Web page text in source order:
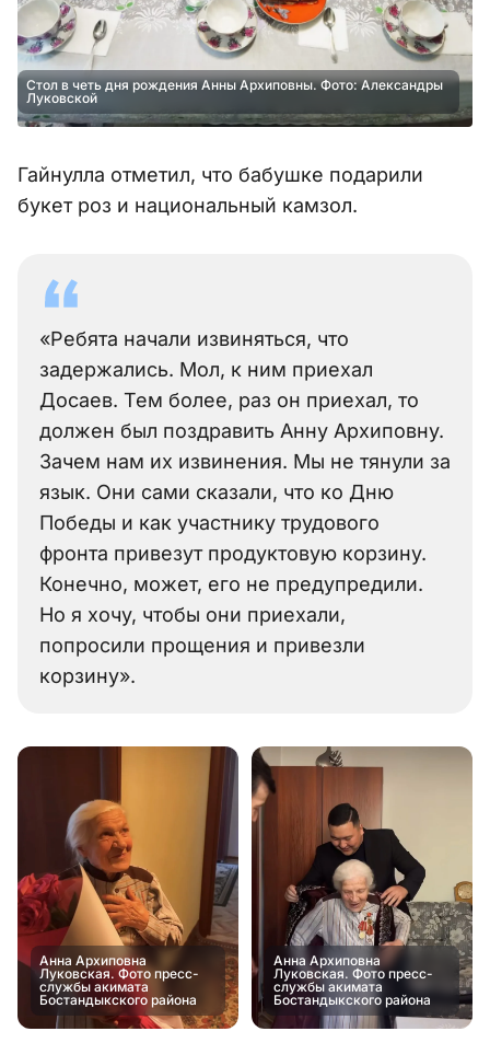
Стол в четь дня рождения Анны Архиповны. Фото: Александры
Луковской
Гайнулла отметил, что бабушке подарили
букет роз и национальный камзол.
«Ребята начали извиняться, что
задержались. Мол, к ним приехал
Досаев. Тем более, раз он приехал, то
должен был поздравить Анну Архиповну.
Зачем нам их извинения. Мы не тянули за
язык. Они сами сказали, что ко Дню
Победы и как участнику трудового
фронта привезут продуктовую корзину.
Конечно, может, его не предупредили.
Но я хочу, чтобы они приехали,
попросили прощения и привезли
корзину».
Анна Архиповна
Луковская. Фото пресс-
службы акимата
Бостандыкского района
Анна Архиповна
Луковская. Фото пресс-
службы акимата
Бостандыкского района